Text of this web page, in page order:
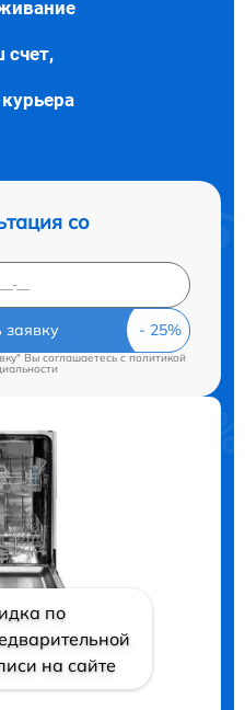
счет,
со
заявку
Вы соглашаетесь cполитикой
по
на сайте